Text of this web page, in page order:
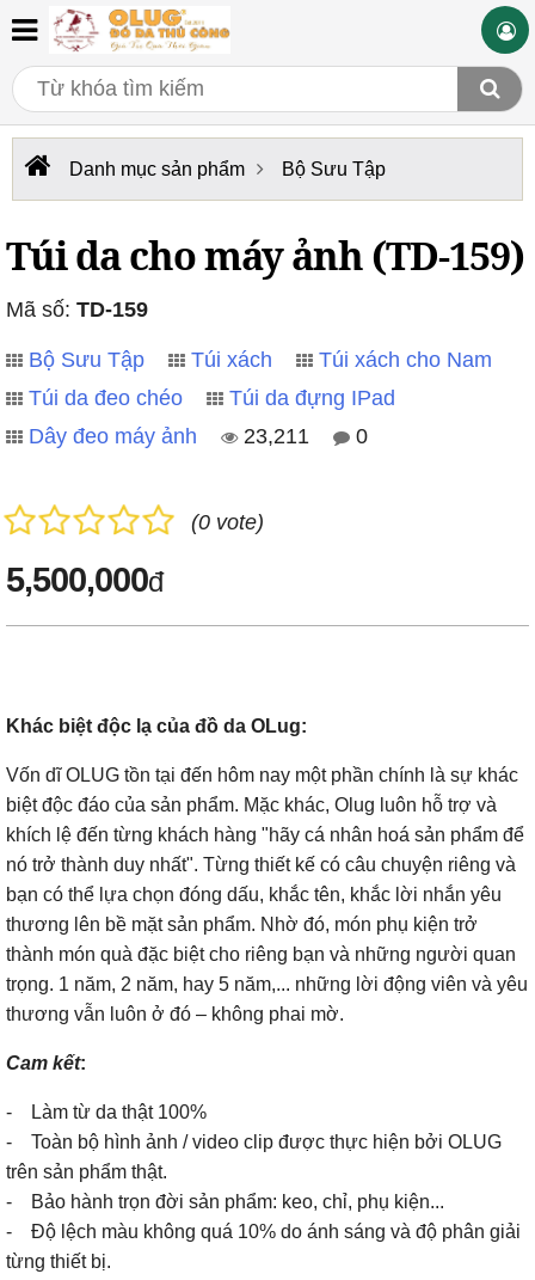
Danh mục sản phẩm Bộ Sưu Tập
Túi da cho máy ảnh (TD-159)
Mã số: TD-159
Bộ Sưu Tập Túi xách
Túi xách cho Nam
Túi da đeo chéo
Túi da đựng IPad
Dây đeo máy ảnh
23,211 0
(0 vote)
5,500,000đ
Khác biệt độc lạ của đồ da OLug:
Vốn dĩ OLUG tồn tại đến hôm nay một phần chính là sự khác
biệt độc đáo của sản phẩm. Mặc khác, Olug luôn hỗ trợ và
khích lệ đến từng khách hàng "hãy cá nhân hoá sản phẩm để
nó trở thành duy nhất". Từng thiết kế có câu chuyện riêng và
bạn có thể lựa chọn đóng dấu, khắc tên, khắc lời nhắn yêu
thương lên bề mặt sản phẩm. Nhờ đó, món phụ kiện trở
thành món quà đặc biệt cho riêng bạn và những người quan
trọng. 1 năm, 2 năm, hay 5 năm,... những lời động viên và yêu
thương vẫn luôn ở đó – không phai mờ.
Cam kết:
- Làm từ da thật 100%
- Toàn bộ hình ảnh / video clip được thực hiện bởi OLUG
trên sản phẩm thật.
- Bảo hành trọn đời sản phẩm: keo, chỉ, phụ kiện...
- Độ lệch màu không quá 10% do ánh sáng và độ phân giải
từng thiết bị.